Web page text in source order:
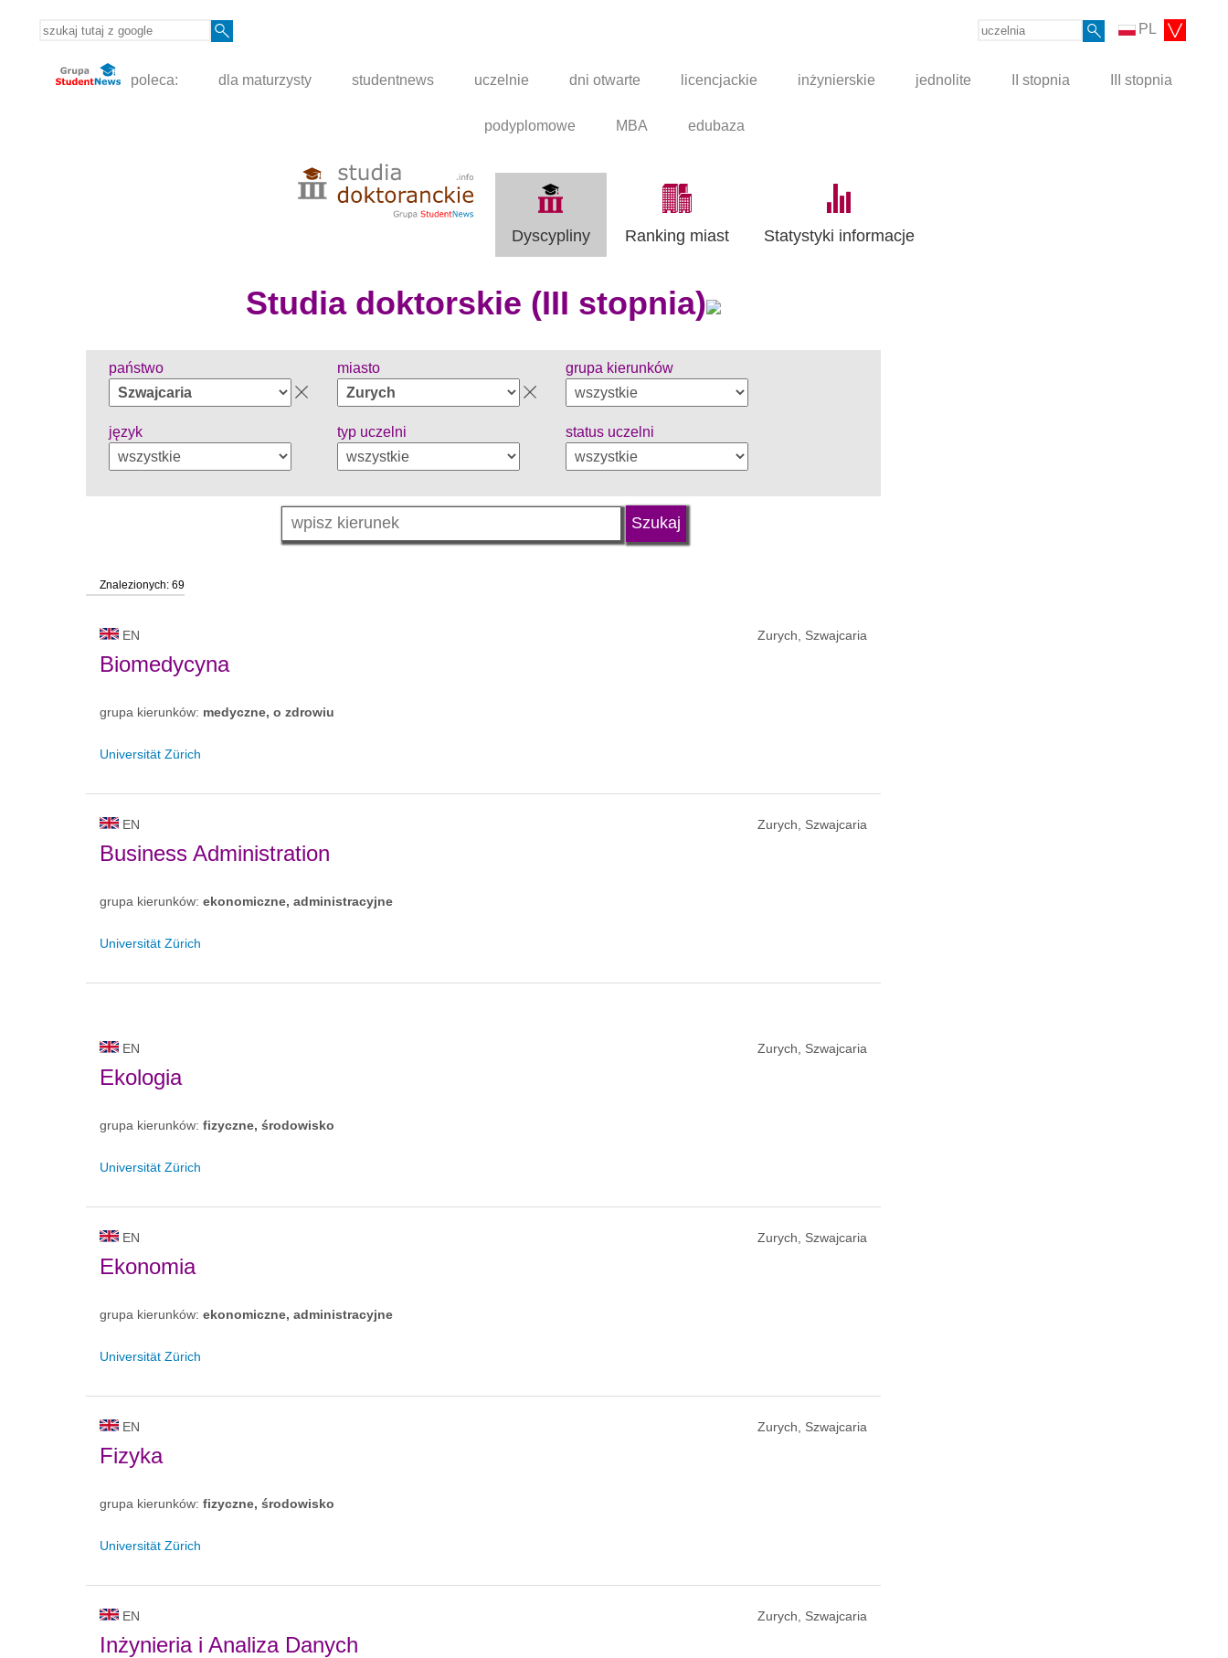
PL
poleca: dla maturzysty studentnews uczelnie dni otwarte licencjackie inżynierskie jednolite II stopnia III stopnia
podyplomowe MBA edubaza
Dyscypliny Ranking miast Statystyki informacje
Studia doktorskie (III stopnia)
państwo miasto grupa kierunków
język typ uczelni status uczelni
Znalezionych: 69
EN Zurych, Szwajcaria
Biomedycyna
grupa kierunków: medyczne, o zdrowiu
Universität Zürich
EN Zurych, Szwajcaria
Business Administration
grupa kierunków: ekonomiczne, administracyjne
Universität Zürich
EN Zurych, Szwajcaria
Ekologia
grupa kierunków: fizyczne, środowisko
Universität Zürich
EN Zurych, Szwajcaria
Ekonomia
grupa kierunków: ekonomiczne, administracyjne
Universität Zürich
EN Zurych, Szwajcaria
Fizyka
grupa kierunków: fizyczne, środowisko
Universität Zürich
EN Zurych, Szwajcaria
Inżynieria i Analiza Danych